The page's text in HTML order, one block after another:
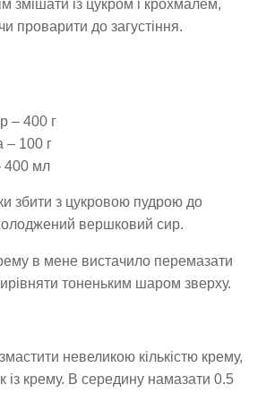
змішати із цукром і крохмалем,
проварити до загустіння.
– 400 г
– 100 г
400 мл
збити з цукровою пудрою до
вершковий сир.
в мене вистачило перемазати
тоненьким шаром зверху.
невеликою кількістю крему,
із крему. В середину намазати 0.5